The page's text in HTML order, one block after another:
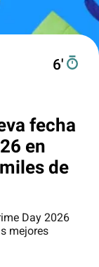
6′
fecha
en
de
Day 2026
mejores